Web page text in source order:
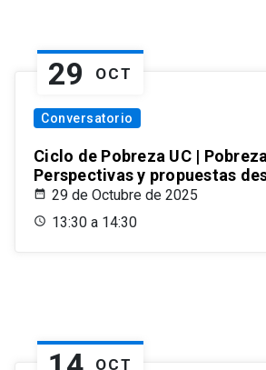
29 OCT
Conversatorio
Ciclo de Pobreza UC |
Perspectivas y propuestas
29 de Octubre de 2025
13:30 a 14:30
OCT